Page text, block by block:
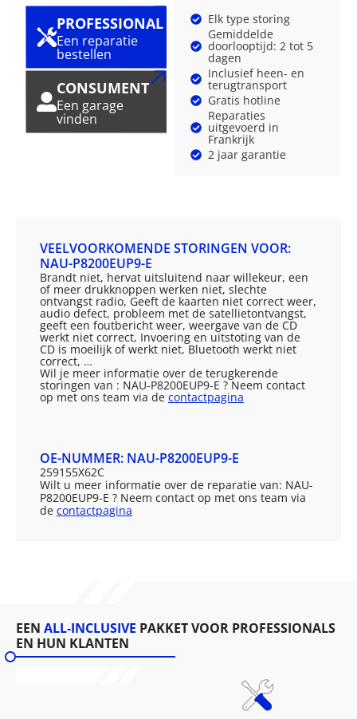
PROFESSIONAL
Een reparatie
bestellen
CONSUMENT
Een garage
vinden
Elk type storing
Gemiddelde
doorlooptijd: 2 tot 5
dagen
Inclusief heen- en
terugtransport
Gratis hotline
Reparaties
uitgevoerd in
Frankrijk
2 jaar garantie
VEELVOORKOMENDE STORINGEN VOOR:
NAU-P8200EUP9-E
Brandt niet, hervat uitsluitend naar willekeur, een
of meer drukknoppen werken niet, slechte
ontvangst radio, Geeft de kaarten niet correct weer,
audio defect, probleem met de satellietontvangst,
geeft een foutbericht weer, weergave van de CD
werkt niet correct, Invoering en uitstoting van de
CD is moeilijk of werkt niet, Bluetooth werkt niet
correct, …
Wil je meer informatie over de terugkerende
storingen van : NAU-P8200EUP9-E ? Neem contact
op met ons team via de contactpagina
OE-NUMMER: NAU-P8200EUP9-E
259155X62C
Wilt u meer informatie over de reparatie van: NAU-
P8200EUP9-E ? Neem contact op met ons team via
de contactpagina
EEN ALL-INCLUSIVE PAKKET VOOR PROFESSIONALS
EN HUN KLANTEN